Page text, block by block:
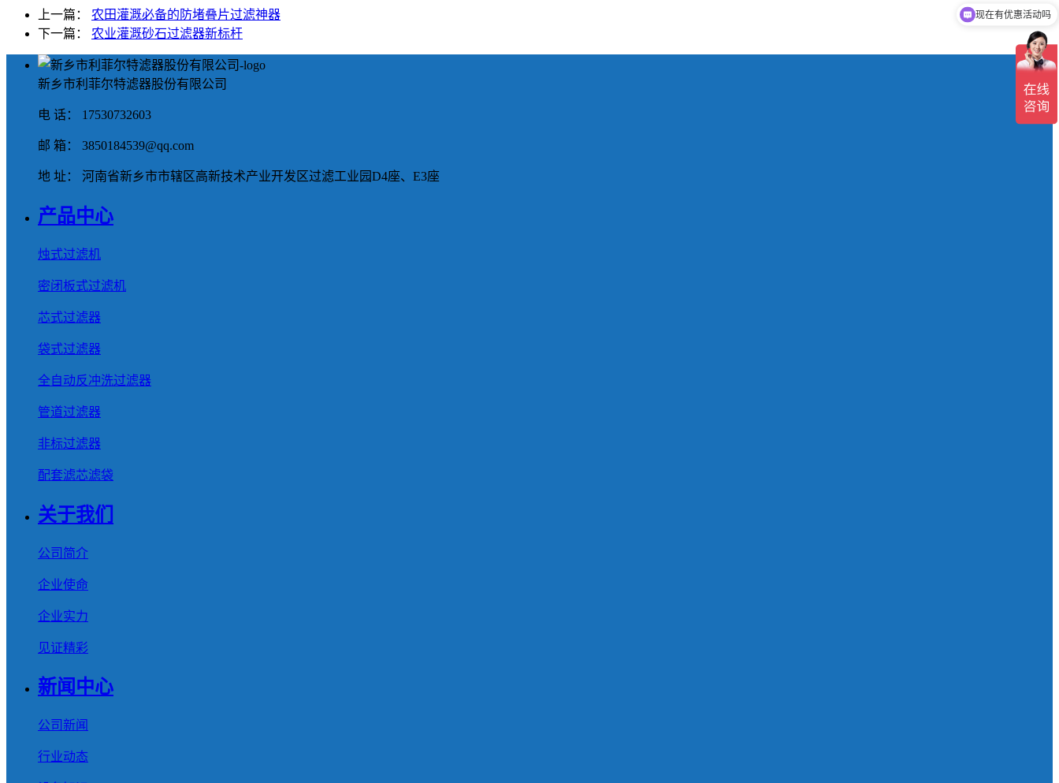
上一篇： 农田灌溉必备的防堵叠片过滤神器
下一篇： 农业灌溉砂石过滤器新标杆
新乡市利菲尔特滤器股份有限公司
电 话： 17530732603
邮 箱： 3850184539@qq.com
地 址： 河南省新乡市市辖区高新技术产业开发区过滤工业园D4座、E3座
产品中心
烛式过滤机
密闭板式过滤机
芯式过滤器
袋式过滤器
全自动反冲洗过滤器
管道过滤器
非标过滤器
配套滤芯滤袋
关于我们
公司简介
企业使命
企业实力
见证精彩
新闻中心
公司新闻
行业动态
可以介绍下你们的产品么